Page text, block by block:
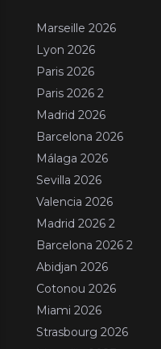
Marseille 2026
Lyon 2026
Paris 2026
Paris 2026 2
Madrid 2026
Barcelona 2026
Málaga 2026
Sevilla 2026
Valencia 2026
Madrid 2026 2
Barcelona 2026 2
Abidjan 2026
Cotonou 2026
Miami 2026
Strasbourg 2026